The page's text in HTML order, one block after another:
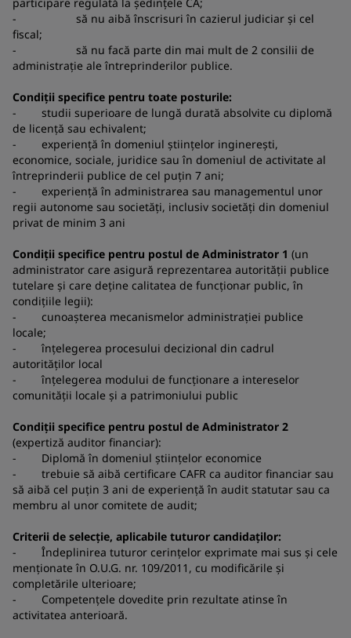
- să nu aibă înscrisuri în cazierul judiciar și cel
fiscal;
- să nu facă parte din mai mult de 2 consilii de
administrație ale întreprinderilor publice.
Condiții specifice pentru toate posturile:
- studii superioare de lungă durată absolvite cu diplomă
de licență sau echivalent;
- experiență în domeniul științelor inginerești,
economice, sociale, juridice sau în domeniul de activitate al
întreprinderii publice de cel puțin 7 ani;
- experiență în administrarea sau managementul unor
regii autonome sau societăți, inclusiv societăți din domeniul
privat de minim 3 ani
Condiții specifice pentru postul de Administrator 1 (un
administrator care asigură reprezentarea autorității publice
tutelare și care deține calitatea de funcționar public, în
condițiile legii):
- cunoașterea mecanismelor administrației publice
locale;
- înțelegerea procesului decizional din cadrul
autorităților local
- înțelegerea modului de funcționare a intereselor
comunității locale și a patrimoniului public
Condiții specifice pentru postul de Administrator 2
(expertiză auditor financiar):
- Diplomă în domeniul științelor economice
- trebuie să aibă certificare CAFR ca auditor financiar sau
să aibă cel puțin 3 ani de experiență în audit statutar sau ca
membru al unor comitete de audit;
Criterii de selecție, aplicabile tuturor candidaților:
- Îndeplinirea tuturor cerinţelor exprimate mai sus şi cele
menţionate în O.U.G. nr. 109/2011, cu modificările și
completările ulterioare;
- Competențele dovedite prin rezultate atinse în
activitatea anterioară.